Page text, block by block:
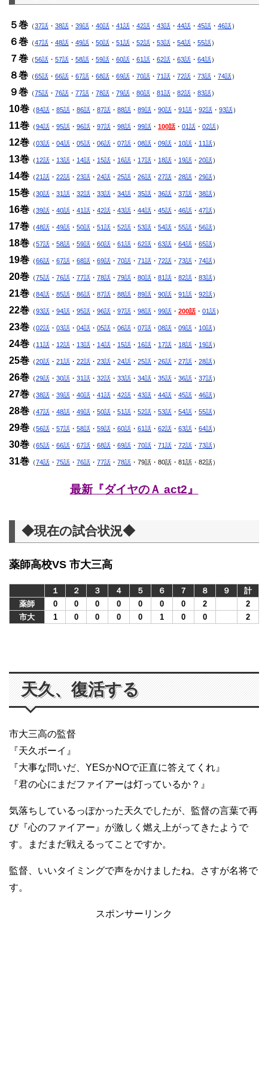
５巻 （37話 ・ 38話 ・ 39話 ・ 40話 ・ 41話 ・ 42話 ・ 43話 ・ 44話 ・ 45話 ・ 46話）
６巻 （47話 ・ 48話 ・ 49話 ・ 50話 ・ 51話 ・ 52話 ・ 53話 ・ 54話 ・ 55話）
７巻 （56話 ・ 57話 ・ 58話 ・ 59話 ・ 60話 ・ 61話 ・ 62話 ・ 63話 ・ 64話）
８巻 （65話 ・ 66話 ・ 67話 ・ 68話 ・ 69話 ・ 70話 ・ 71話 ・ 72話 ・ 73話 ・ 74話）
９巻 （75話 ・ 76話 ・ 77話 ・ 78話 ・ 79話 ・ 80話 ・ 81話 ・ 82話 ・ 83話）
10巻 （84話 ・ 85話 ・ 86話 ・ 87話 ・ 88話 ・ 89話 ・ 90話 ・ 91話 ・ 92話 ・ 93話）
11巻 （94話 ・ 95話 ・ 96話 ・ 97話 ・ 98話 ・ 99話 ・ 100話 ・ 01話 ・ 02話）
12巻 （03話 ・ 04話 ・ 05話 ・ 06話 ・ 07話 ・ 08話 ・ 09話 ・ 10話 ・ 11話）
13巻 （12話 ・ 13話 ・ 14話 ・ 15話 ・ 16話 ・ 17話 ・ 18話 ・ 19話 ・ 20話）
14巻 （21話 ・ 22話 ・ 23話 ・ 24話 ・ 25話 ・ 26話 ・ 27話 ・ 28話 ・ 29話）
15巻 （30話 ・ 31話 ・ 32話 ・ 33話 ・ 34話 ・ 35話 ・ 36話 ・ 37話 ・ 38話）
16巻 （39話 ・ 40話 ・ 41話 ・ 42話 ・ 43話 ・ 44話 ・ 45話 ・ 46話 ・ 47話）
17巻 （48話 ・ 49話 ・ 50話 ・ 51話 ・ 52話 ・ 53話 ・ 54話 ・ 55話 ・ 56話）
18巻 （57話 ・ 58話 ・ 59話 ・ 60話 ・ 61話 ・ 62話 ・ 63話 ・ 64話 ・ 65話）
19巻 （66話 ・ 67話 ・ 68話 ・ 69話 ・ 70話 ・ 71話 ・ 72話 ・ 73話 ・ 74話）
20巻 （75話 ・ 76話 ・ 77話 ・ 78話 ・ 79話 ・ 80話 ・ 81話 ・ 82話 ・ 83話）
21巻 （84話 ・ 85話 ・ 86話 ・ 87話 ・ 88話 ・ 89話 ・ 90話 ・ 91話 ・ 92話）
22巻 （93話 ・ 94話 ・ 95話 ・ 96話 ・ 97話 ・ 98話 ・ 99話 ・ 200話 ・ 01話）
23巻 （02話 ・ 03話 ・ 04話 ・ 05話 ・ 06話 ・ 07話 ・ 08話 ・ 09話 ・ 10話）
24巻 （11話 ・ 12話 ・ 13話 ・ 14話 ・ 15話 ・ 16話 ・ 17話 ・ 18話 ・ 19話）
25巻 （20話 ・ 21話 ・ 22話 ・ 23話 ・ 24話 ・ 25話 ・ 26話 ・ 27話 ・ 28話）
26巻 （29話 ・ 30話 ・ 31話 ・ 32話 ・ 33話 ・ 34話 ・ 35話 ・ 36話 ・ 37話）
27巻 （38話 ・ 39話 ・ 40話 ・ 41話 ・ 42話 ・ 43話 ・ 44話 ・ 45話 ・ 46話）
28巻 （47話 ・ 48話 ・ 49話 ・ 50話 ・ 51話 ・ 52話 ・ 53話 ・ 54話 ・ 55話）
29巻 （56話 ・ 57話 ・ 58話 ・ 59話 ・ 60話 ・ 61話 ・ 62話 ・ 63話 ・ 64話）
30巻 （65話 ・ 66話 ・ 67話 ・ 68話 ・ 69話 ・ 70話 ・ 71話 ・ 72話 ・ 73話）
31巻 （74話 ・ 75話 ・ 76話 ・ 77話 ・ 78話 ・79話・80話・81話・82話）
最新『ダイヤのＡ act2』
◆現在の試合状況◆
薬師高校VS 市大三高
１ ２ ３ ４ ５ ６ ７ ８ ９
計
薬師
0 0 0 0 0 0 0 2
2
市大
1 0 0 0 0 1 0 0 2
天久、復活する
市大三高の監督
『天久ボーイ』
『大事な問いだ、YESかNOで正直に答えてくれ』
『君の心にまだファイアーは灯っているか？』
気落ちしているっぽかった天久でしたが、監督の言葉で再
び『心のファイアー』が激しく燃え上がってきたようで
す。まだまだ戦えるってことですか。
監督、いいタイミングで声をかけましたね。さすが名将で
す。
スポンサーリンク